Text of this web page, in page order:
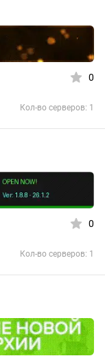
0
Кол-во серверов: 1
0
Кол-во серверов: 1